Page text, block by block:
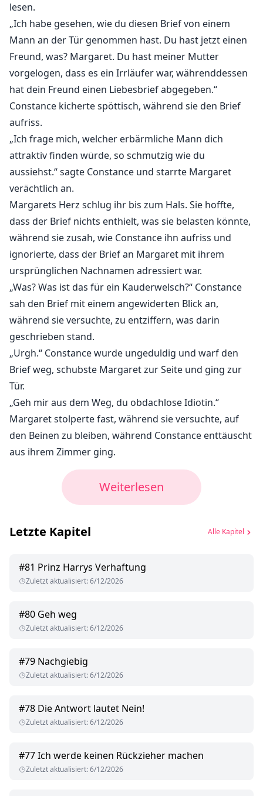
lesen.
„Ich habe gesehen, wie du diesen Brief von einem
Mann an der Tür genommen hast. Du hast jetzt einen
Freund, was? Margaret. Du hast meiner Mutter
vorgelogen, dass es ein Irrläufer war, währenddessen
hat dein Freund einen Liebesbrief abgegeben.“
Constance kicherte spöttisch, während sie den Brief
aufriss.
„Ich frage mich, welcher erbärmliche Mann dich
attraktiv finden würde, so schmutzig wie du
aussiehst.“ sagte Constance und starrte Margaret
verächtlich an.
Margarets Herz schlug ihr bis zum Hals. Sie hoffte,
dass der Brief nichts enthielt, was sie belasten könnte,
während sie zusah, wie Constance ihn aufriss und
ignorierte, dass der Brief an Margaret mit ihrem
ursprünglichen Nachnamen adressiert war.
„Was? Was ist das für ein Kauderwelsch?“ Constance
sah den Brief mit einem angewiderten Blick an,
während sie versuchte, zu entziffern, was darin
geschrieben stand.
„Urgh.“ Constance wurde ungeduldig und warf den
Brief weg, schubste Margaret zur Seite und ging zur
Tür.
„Geh mir aus dem Weg, du obdachlose Idiotin.“
Margaret stolperte fast, während sie versuchte, auf
den Beinen zu bleiben, während Constance enttäuscht
aus ihrem Zimmer ging.
Weiterlesen
Letzte Kapitel Alle Kapitel
#81 Prinz Harrys Verhaftung
Zuletzt aktualisiert:6/12/2026
#80 Geh weg
Zuletzt aktualisiert:6/12/2026
#79 Nachgiebig
Zuletzt aktualisiert:6/12/2026
#78 Die Antwort lautet Nein!
Zuletzt aktualisiert:6/12/2026
#77Ich werde keinen Rückzieher machen
Zuletzt aktualisiert:6/12/2026